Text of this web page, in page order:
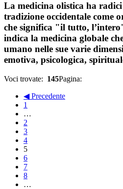
La medicina olistica ha
tradizione occidentale come
che significa "il tutto,
indica la medicina globale
umano nelle sue varie
emotiva, psicologica,
Voci trovate: 145Pagina:
◀ Precedente
1
…
2
3
4
5
6
7
8
…